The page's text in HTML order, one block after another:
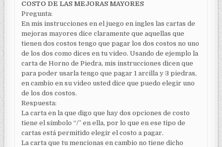
COSTO DE LAS MEJORAS MAYORES
Pregunta:
En mis instrucciones en el juego en ingles las cartas de
mejoras mayores dice claramente que aquellas que
tienen dos costos tengo que pagar los dos costos no uno
de los dos como dices en tu video. Usando de ejemplo la
carta de Horno de Piedra, mis instrucciones dicen que
para poder usarla tengo que pagar 1 arcilla y 3 piedras,
en cambio en su video usted dice que puedo elegir uno
de los dos costos.
Respuesta:
La carta en la que digo que hay dos opciones de costo
tiene el símbolo “/” en ella, por lo que en ese tipo de
cartas está permitido elegir el costo a pagar.
La carta que tu mencionas en cambio no tiene dicho